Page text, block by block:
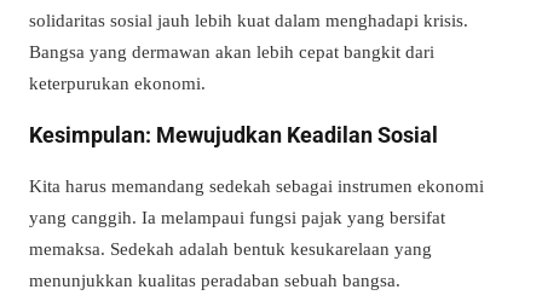
solidaritas sosial jauh lebih kuat dalam menghadapi krisis.
Bangsa yang dermawan akan lebih cepat bangkit dari
keterpurukan ekonomi.
Kesimpulan: Mewujudkan Keadilan Sosial
Kita harus memandang sedekah sebagai instrumen ekonomi
yang canggih. Ia melampaui fungsi pajak yang bersifat
memaksa. Sedekah adalah bentuk kesukarelaan yang
menunjukkan kualitas peradaban sebuah bangsa.